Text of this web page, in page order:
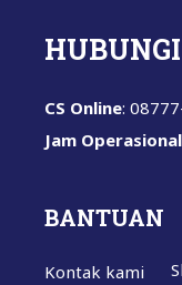
CS Online:
Jam
BANTUAN
Kontak kami